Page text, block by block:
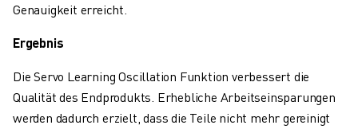
Genauigkeit erreicht.
Ergebnis
Die Servo Learning Oscillation Funktion verbessert die
Qualität des Endprodukts. Erhebliche Arbeitseinsparungen
werden dadurch erzielt, dass die Teile nicht mehr gereinigt